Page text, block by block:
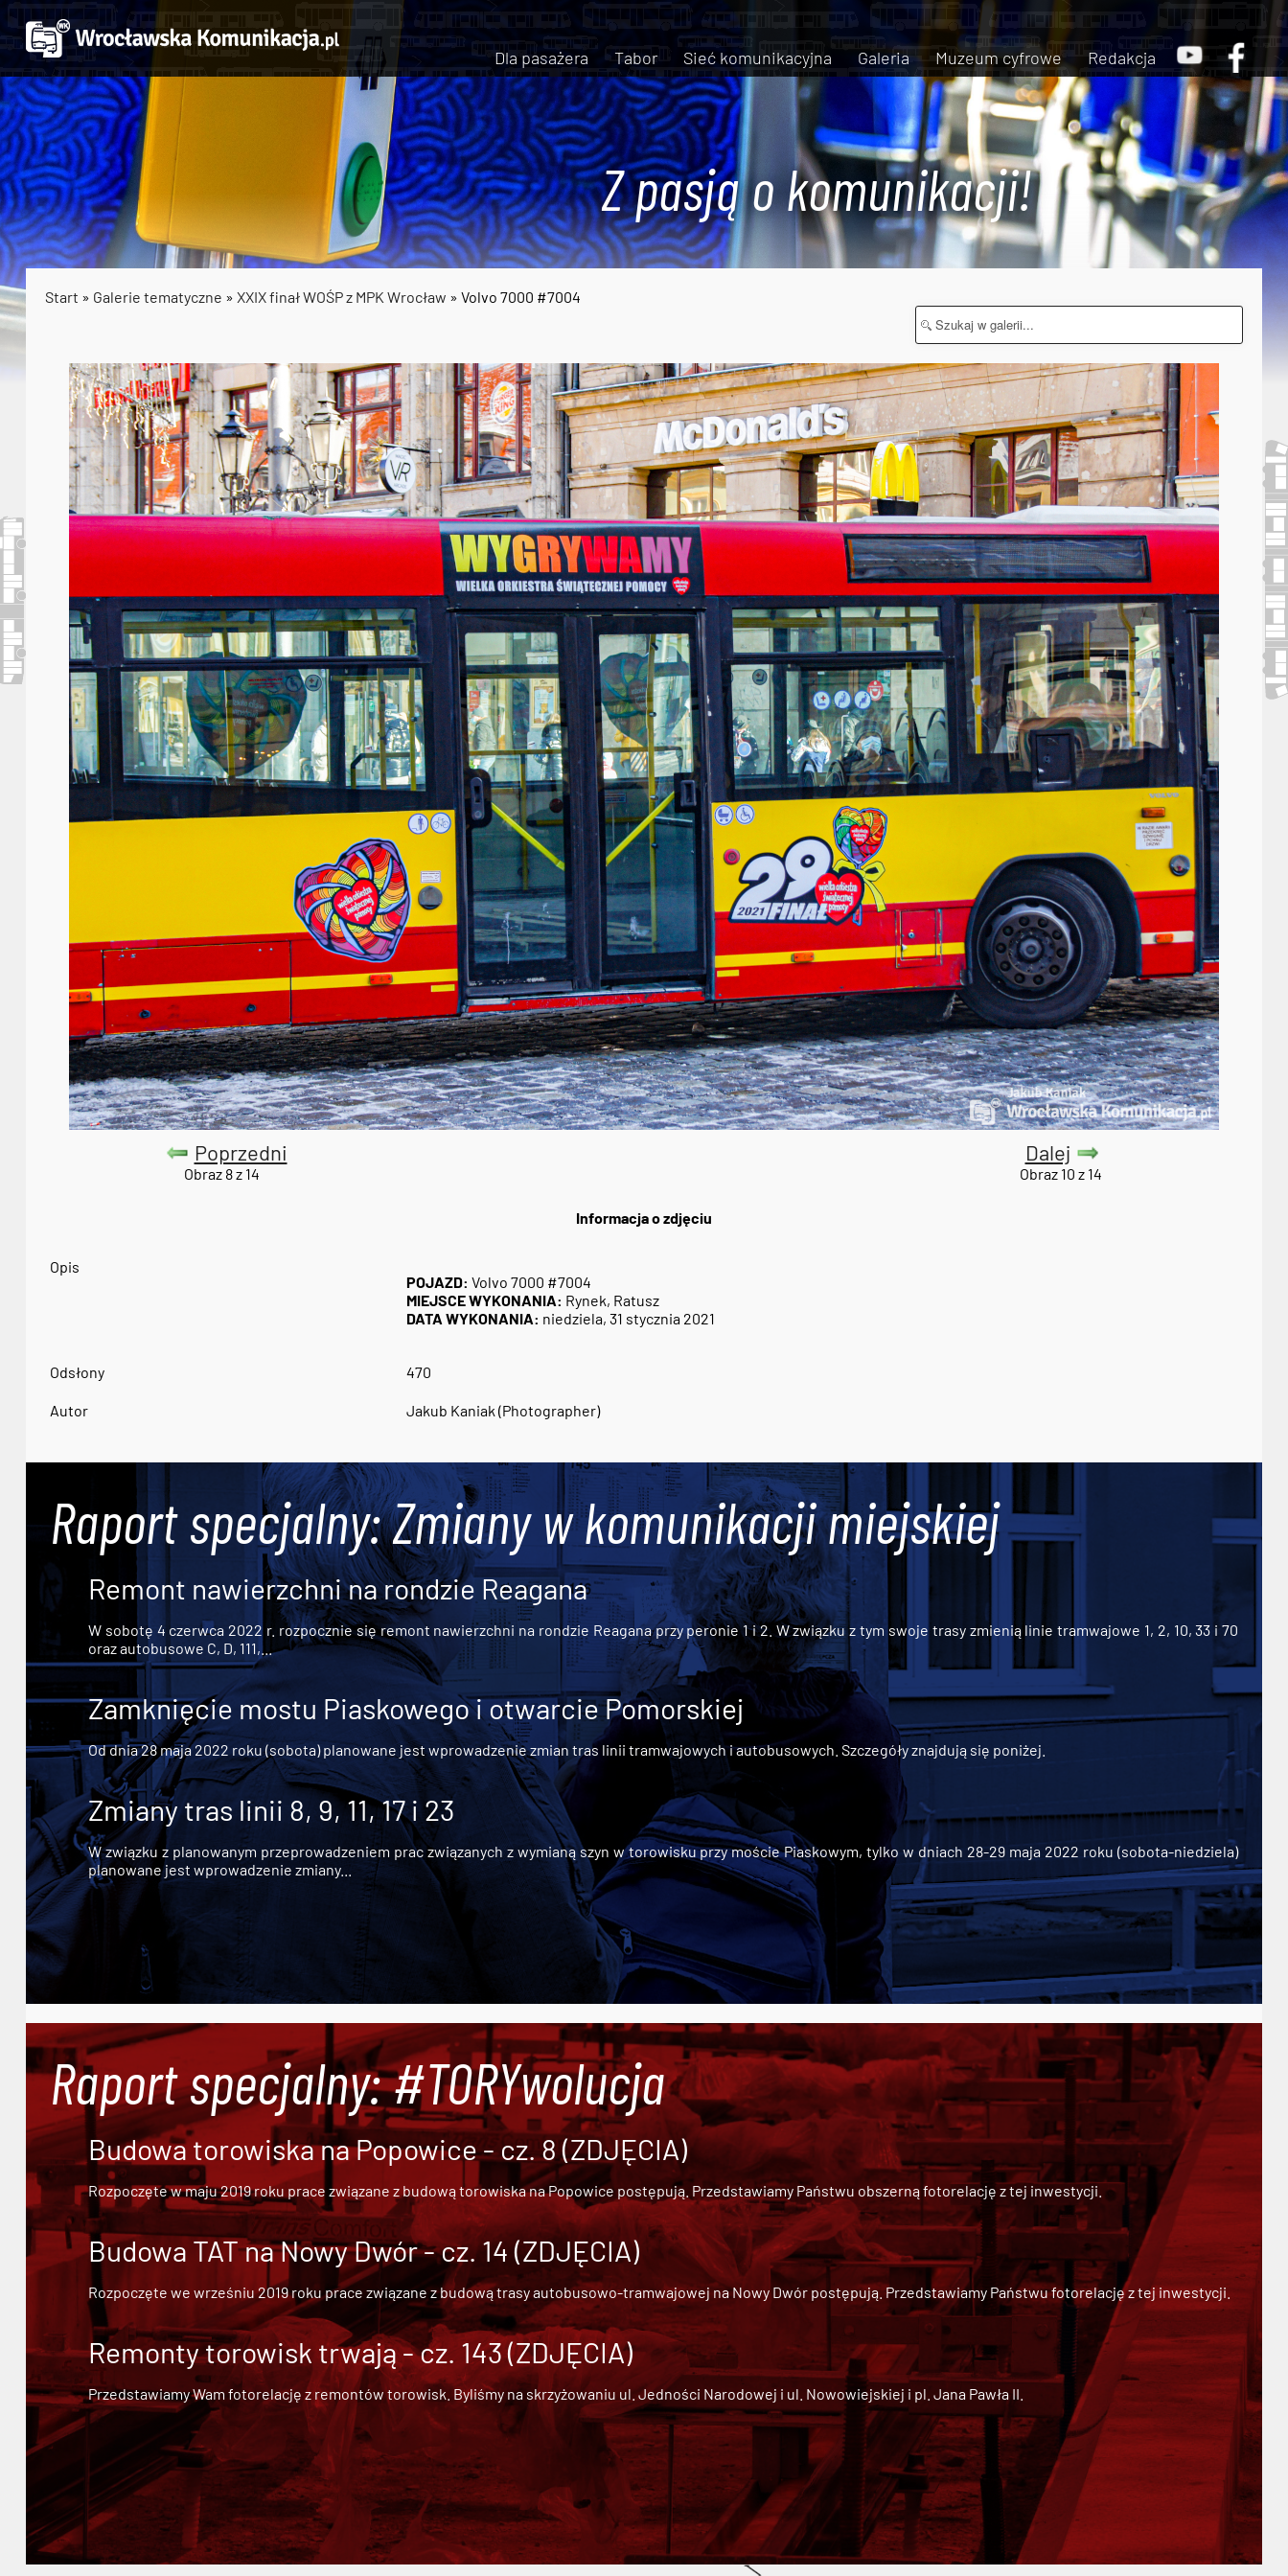
Dla pasażera Tabor Sieć komunikacyjna Galeria Muzeum cyfrowe Redakcja
Z pasją o komunikacji!
Start » Galerie tematyczne » XXIX finał WOŚP z MPK Wrocław » Volvo 7000 #7004
Poprzedni
Obraz 8 z 14
Dalej
Obraz 10 z 14
Informacja o zdjęciu
Opis
POJAZD: Volvo 7000 #7004
MIEJSCE WYKONANIA: Rynek, Ratusz
DATA WYKONANIA: niedziela, 31 stycznia 2021
Odsłony 470
Autor Jakub Kaniak (Photographer)
Raport specjalny: Zmiany w komunikacji miejskiej
Remont nawierzchni na rondzie Reagana
W sobotę 4 czerwca 2022 r. rozpocznie się remont nawierzchni na rondzie Reagana przy peronie 1 i 2. W związku z tym swoje trasy zmienią linie tramwajowe 1, 2, 10, 33 i 70
oraz autobusowe C, D, 111,...
Zamknięcie mostu Piaskowego i otwarcie Pomorskiej
Od dnia 28 maja 2022 roku (sobota) planowane jest wprowadzenie zmian tras linii tramwajowych i autobusowych. Szczegóły znajdują się poniżej.
Zmiany tras linii 8, 9, 11, 17 i 23
W związku z planowanym przeprowadzeniem prac związanych z wymianą szyn w torowisku przy moście Piaskowym, tylko w dniach 28-29 maja 2022 roku (sobota-niedziela)
planowane jest wprowadzenie zmiany...
Raport specjalny: #TORYwolucja
Budowa torowiska na Popowice - cz. 8 (ZDJĘCIA)
Rozpoczęte w maju 2019 roku prace związane z budową torowiska na Popowice postępują. Przedstawiamy Państwu obszerną fotorelację z tej inwestycji.
Budowa TAT na Nowy Dwór - cz. 14 (ZDJĘCIA)
Rozpoczęte we wrześniu 2019 roku prace związane zbudową trasy autobusowo-tramwajowej na Nowy Dwórpostępują. Przedstawiamy Państwu fotorelację z tej inwestycji.
Remonty torowisk trwają - cz. 143 (ZDJĘCIA)
Przedstawiamy Wam fotorelację z remontów torowisk. Byliśmy na skrzyżowaniu ul. Jedności Narodowej i ul. Nowowiejskiej i pl. Jana Pawła II.